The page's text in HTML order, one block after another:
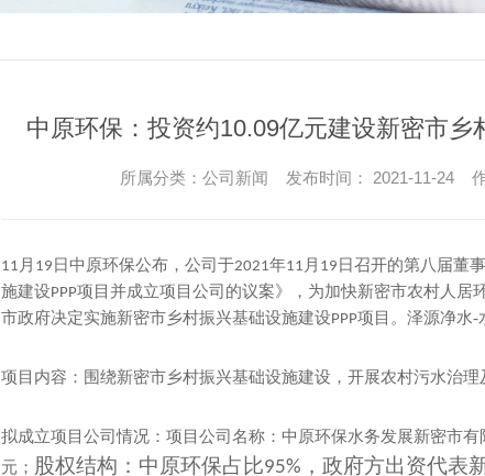
中原环保：投资约10.09亿元建设新密市
所属分类：公司新闻 发布时间： 2021-11-24
11 月 19 日中原环保公布，公司于2021年11 月 19 日召开的第八届董
施建设PPP项目并成立项目公司的议案》，为加快新密市农村人
市政府决定实施新密市乡村振兴基础设施建设PPP项目。泽源净水-
项目内容：围绕新密市乡村振兴基础设施建设，开展农村污水治
拟成立项目公司情况：项目公司名称：中原环保水务发展新密市有
元； 股权结构：中原环保占比95% ，政府方出资代表